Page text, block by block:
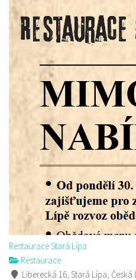
Restaurace Stará Lípa
Restaurace
Liberecká 16, Stará Lípa, Česká